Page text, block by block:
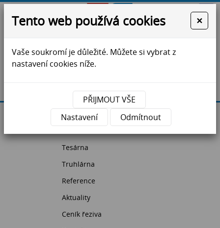
ZS Jihlava - krovy, vazníky, dřevostavby, řezivo
Úvodní strana
Tesárna
Truhlárna
Reference
Aktuality
Ceník řeziva
Tento web používá cookies ×
Vaše soukromí je důležité. Můžete si vybrat z
nastavení cookies níže.
PŘIJMOUT VŠE
Nastavení
Odmítnout